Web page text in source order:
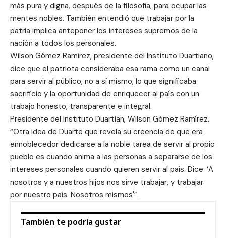
más pura y digna, después de la filosofía, para ocupar las
mentes nobles. También entendió que trabajar por la
patria implica anteponer los intereses supremos de la
nación a todos los personales.
Wilson Gómez Ramírez, presidente del Instituto Duartiano,
dice que el patriota consideraba esa rama como un canal
para servir al público, no a sí mismo, lo que significaba
sacrificio y la oportunidad de enriquecer al país con un
trabajo honesto, transparente e integral.
Presidente del Instituto Duartian, Wilson Gómez Ramírez.
“Otra idea de Duarte que revela su creencia de que era
ennoblecedor dedicarse a la noble tarea de servir al propio
pueblo es cuando anima a las personas a separarse de los
intereses personales cuando quieren servir al país. Dice: ‘A
nosotros y a nuestros hijos nos sirve trabajar, y trabajar
por nuestro país. Nosotros mismos'”.
También te podría gustar